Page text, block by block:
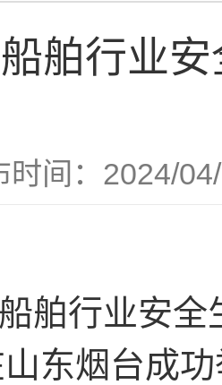
舶行业
时间：2024/
舶行业安全
东烟台成